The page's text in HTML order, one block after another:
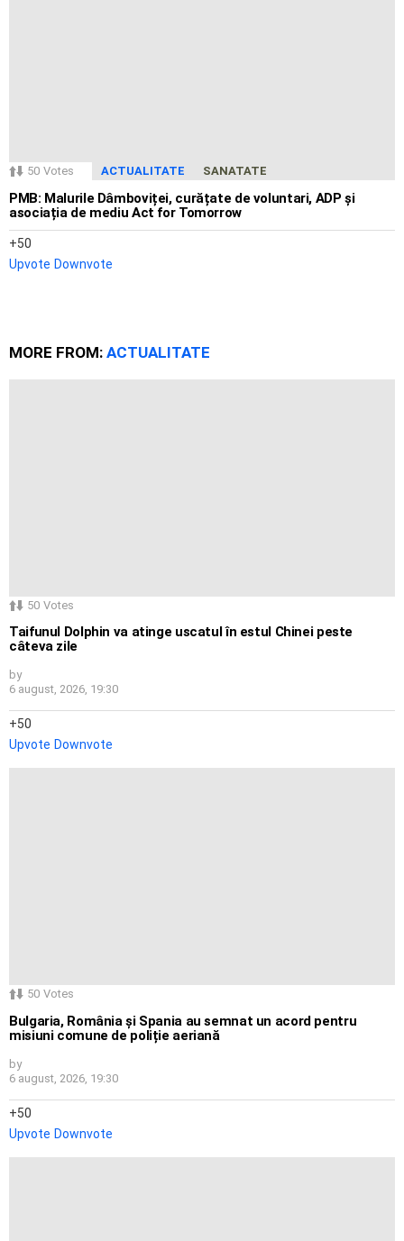
50 Votes ACTUALITATE SANATATE
PMB: Malurile Dâmboviței, curățate de voluntari, ADP și
asociația de mediu Act for Tomorrow
50
Upvote Downvote
MORE FROM: ACTUALITATE
50 Votes
Taifunul Dolphin va atinge uscatul în estul Chinei peste
câteva zile
by
6 august, 2026, 19:30
50
Upvote Downvote
50 Votes
Bulgaria, România și Spania au semnat un acord pentru
misiuni comune de poliție aeriană
by
6 august, 2026, 19:30
50
Upvote Downvote